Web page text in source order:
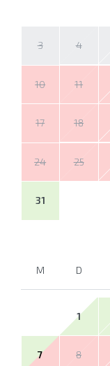
3 4
10 11
17 18
24 25
31
M D
1
7 8